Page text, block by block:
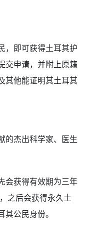
，即可获得土耳其护
交申请，并附上原籍
其他能证明其土耳其
的杰出科学家、医生
会获得有效期为三年
之后会获得永久土
公民身份。